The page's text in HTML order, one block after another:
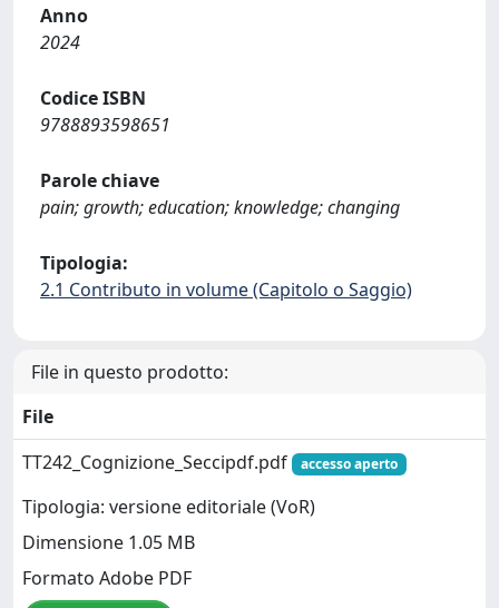
Anno
2024
Codice ISBN
9788893598651
Parole chiave
pain; growth; education; knowledge; changing
Tipologia:
2.1 Contributo in volume (Capitolo o Saggio)
File in questo prodotto:
File
TT242_Cognizione_Seccipdf.pdf
accesso aperto
Tipologia: versione editoriale (VoR)
Dimensione 1.05 MB
Formato Adobe PDF